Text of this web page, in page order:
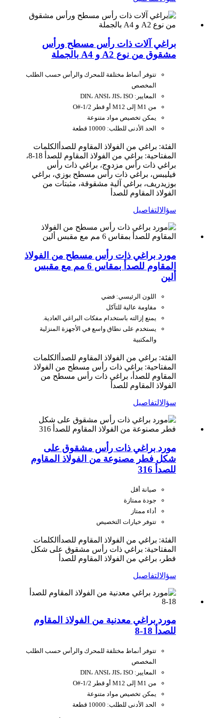
براغي آلات ذات رأس مسطح ورأس
مشقوق من نوع A2 و A4 بالجملة
تتوفر أنماط مختلفة للمحرك والرأس حسب الطلب
المخصص
المعايير: DIN، ANSI، JIS، ISO
من M1 إلى M12 أو قطر O#-1/2
يمكن تخصيص مواد متنوعة
الحد الأدنى للطلب: 10000 قطعة
الفئة: براغي من الفولاذ المقاوم للصدأ الكلمات
المفتاحية: براغي من الفولاذ المقاوم للصدأ 18-8،
براغي ذات رأس مزدوج، براغي ذات رأس
فيليبس، براغي ذات رأس مسطح بوزي، براغي
بوزيدريف، براغي آلية مشقوقة، مثبتات من
الفولاذ المقاوم للصدأ
سؤالالتفاصيل
مورد براغي ذات رأس مسطح من الفولاذ
المقاوم للصدأ بمقاس 6 مم مع مقبس
ألين
اللون الرئيسي: فضي
مقاومة عالية للتآكل
يمنع إزالته باستخدام مفكات البراغي العادية.
يستخدم على نطاق واسع في الأجهزة المنزلية
والمكتبية
الفئة: براغي من الفولاذ المقاوم للصدأ الكلمات
المفتاحية: براغي ذات رأس مسطح من الفولاذ
المقاوم للصدأ، براغي ذات رأس مسطح من
الفولاذ المقاوم للصدأ
سؤالالتفاصيل
مورد براغي ذات رأس مشقوق على
شكل فطر مصنوعة من الفولاذ المقاوم
للصدأ 316
صيانة أقل
جودة ممتازة
أداء ممتاز
تتوفر خيارات التخصيص
الفئة: براغي من الفولاذ المقاوم للصدأ الكلمات
المفتاحية: براغي ذات رأس مشقوق على شكل
فطر، براغي من الفولاذ المقاوم للصدأ
سؤالالتفاصيل
مورد براغي معدنية من الفولاذ المقاوم
للصدأ 18-8
تتوفر أنماط مختلفة للمحرك والرأس حسب الطلب
المخصص
المعايير: DIN، ANSI، JIS، ISO
من M1 إلى M12 أو قطر O#-1/2
يمكن تخصيص مواد متنوعة
الحد الأدنى للطلب: 10000 قطعة